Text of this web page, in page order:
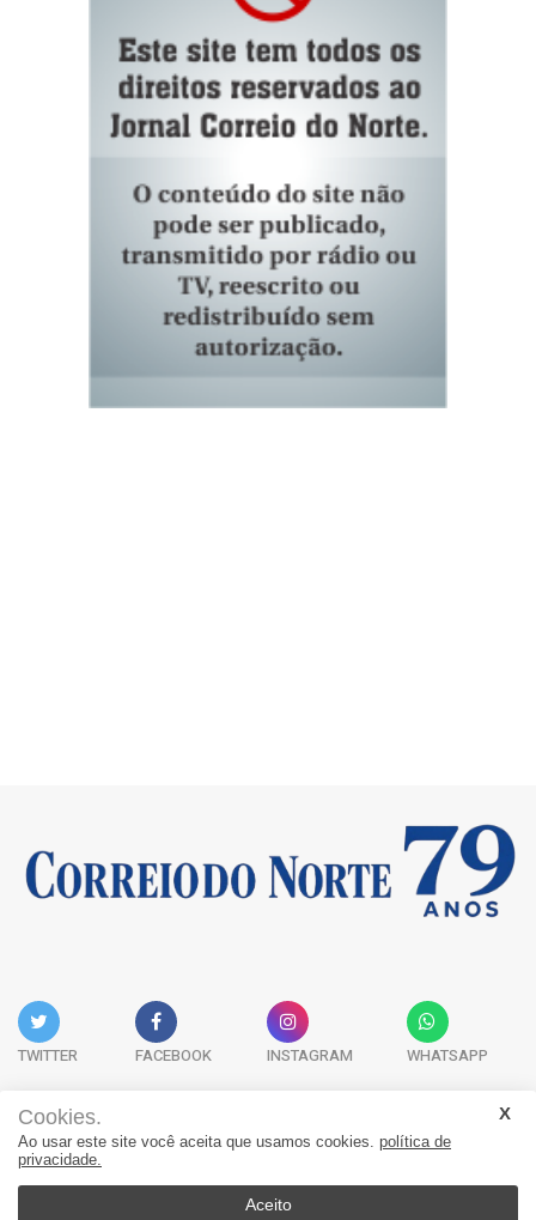
TWITTER FACEBOOK INSTAGRAM WHATSAPP
Acervo Digital Fale Conosco Quem Somos
Cookies.
Ao usar este site você aceita que usamos cookies. política de
privacidade.
Aceito